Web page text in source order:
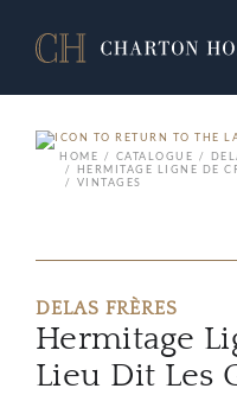
HOME
CATALOGUE
HERMITAGE LIGNE DE
VINTAGES
DELAS FRÈRES
Hermitage
Lieu Dit Les